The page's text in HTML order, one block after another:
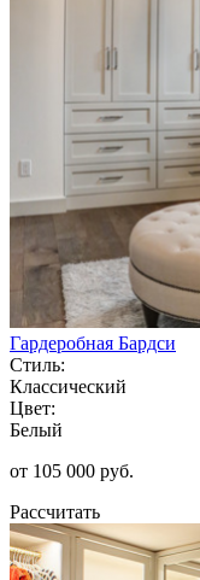
Гардеробная Бардси
Стиль:
Классический
Цвет:
Белый
от 105 000 руб.
Рассчитать